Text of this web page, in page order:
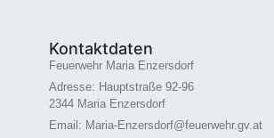
Kontaktdaten
Feuerwehr Maria Enzersdorf
Adresse: Hauptstraße 92-96
2344 Maria Enzersdorf
Email: Maria-Enzersdorf@feuerwehr.gv.at